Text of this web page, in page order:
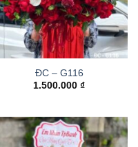
ĐC – G116
1.500.000 ₫